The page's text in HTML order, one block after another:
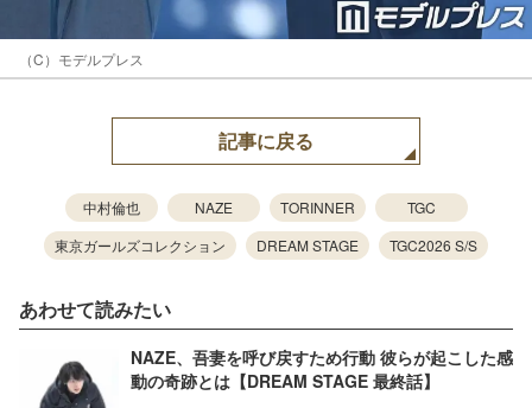
（C）モデルプレス
記事に戻る
中村倫也 NAZE TORINNER
TGC
東京ガールズコレクション
DREAM STAGE TGC2026 S/S
あわせて読みたい
NAZE、吾妻を呼び戻すため行動 彼らが起こした感
動の奇跡とは【DREAM STAGE 最終話】